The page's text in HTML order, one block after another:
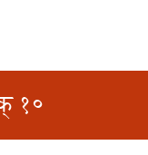
१०